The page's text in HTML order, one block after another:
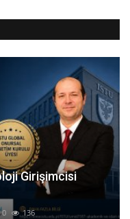
Girişimcisi
0 136